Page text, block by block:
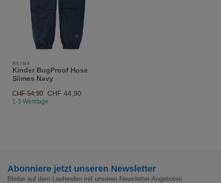
REIMA
Kinder BugProof Hose
Siimes Navy
CHF 54,90 CHF 44,90
1-3 Werktage
Abonniere jetzt unseren Newsletter
Bleibe auf dem Laufenden mit unseren Newsletter-Angeboten